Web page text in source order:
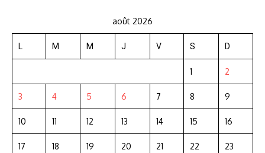
août 2026
L M M J V S D
1 2
3 4 5 6 7 8 9
10 11 12 13 14 15 16
17 18 19 20 21 22 23